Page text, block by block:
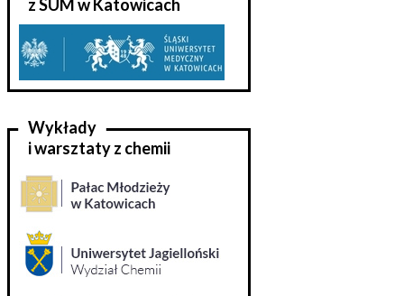
z SUM w Katowicach
Wykłady
i warsztaty z chemii